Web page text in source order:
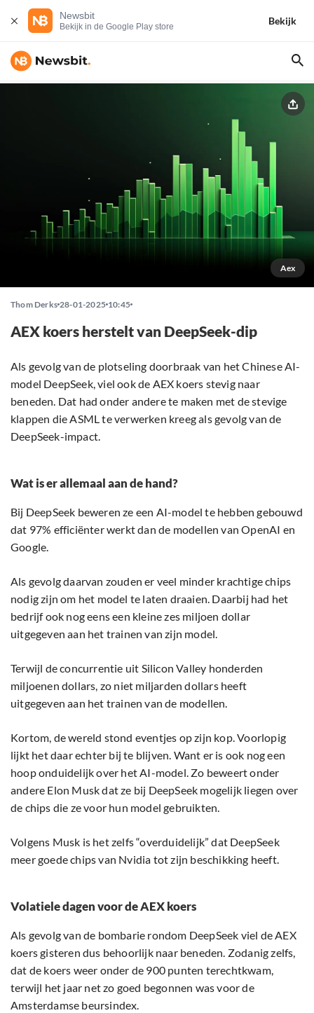
Newsbit
Bekijk in de Google Play store
Bekijk
Aex
Thom Derks 28-01-2025 10:45
AEX koers herstelt van DeepSeek-dip
Als gevolg van de plotseling doorbraak van het Chinese AI-
model DeepSeek, viel ook de AEX koers stevig naar
beneden. Dat had onder andere te maken met de stevige
klappen die ASML te verwerken kreeg als gevolg van de
DeepSeek-impact.
Wat is er allemaal aan de hand?
Bij DeepSeek beweren ze een AI-model te hebben gebouwd
dat 97% efficiënter werkt dan de modellen van OpenAI en
Google.
Als gevolg daarvan zouden er veel minder krachtige chips
nodig zijn om het model te laten draaien. Daarbij had het
bedrijf ook nog eens een kleine zes miljoen dollar
uitgegeven aan het trainen van zijn model.
Terwijl de concurrentie uit Silicon Valley honderden
miljoenen dollars, zo niet miljarden dollars heeft
uitgegeven aan het trainen van de modellen.
Kortom, de wereld stond eventjes op zijn kop. Voorlopig
lijkt het daar echter bij te blijven. Want er is ook nog een
hoop onduidelijk over het AI-model. Zo beweert onder
andere Elon Musk dat ze bij DeepSeek mogelijk liegen over
de chips die ze voor hun model gebruikten.
Volgens Musk is het zelfs “overduidelijk” dat DeepSeek
meer goede chips van Nvidia tot zijn beschikking heeft.
Volatiele dagen voor de AEX koers
Als gevolg van de bombarie rondom DeepSeek viel de AEX
koers gisteren dus behoorlijk naar beneden. Zodanig zelfs,
dat de koers weer onder de 900 punten terechtkwam,
terwijl het jaar net zo goed begonnen was voor de
Amsterdamse beursindex.